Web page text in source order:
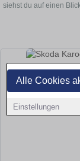
Alle Cookies
Einstellungen
siehst du auf einen